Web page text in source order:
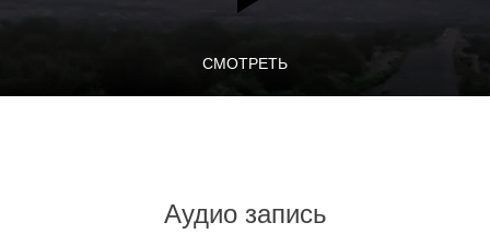
СМОТРЕТЬ
Аудио запись